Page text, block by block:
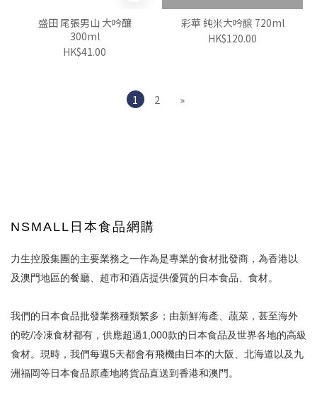
盛田 尾張男山 大吟釀
300ml
HK$41.00
彩華 純米大吟醸 720ml
HK$120.00
1 2 »
NSMALL日本食品網購
力生控股集團的主要業務之一作為是專業的食材批發商，為香港以
及澳門地區的餐廳、超市和酒店提供優質的日本食品、食材。
我們的日本食品批發業務種類繁多；由新鮮海產、蔬菜，甚至海外
的乾/冷凍食材都有，供應超過1,000款的日本食品及世界各地的高級
食材。現時，我們每週5天都會有飛機由日本的大阪、北海道以及九
洲福岡等日本食品原產地將貨品直送到香港和澳門。